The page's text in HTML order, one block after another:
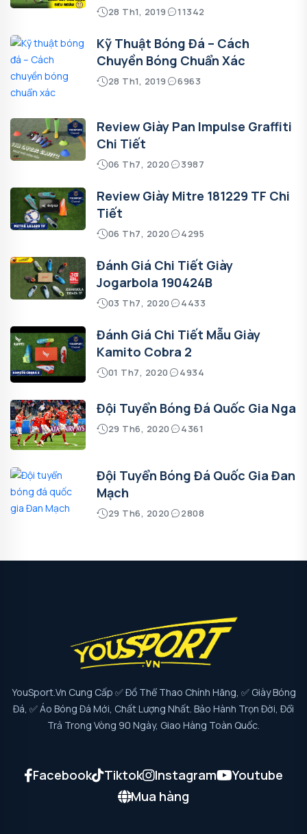
28 Th1, 2019 11342
Kỹ Thuật Bóng Đá – Cách
Chuyền Bóng Chuẩn Xác
28 Th1, 2019 6963
Review Giày Pan Impulse Graffiti
Chi Tiết
06 Th7, 2020 3987
Review Giày Mitre 181229 TF Chi
Tiết
06 Th7, 2020 4295
Đánh Giá Chi Tiết Giày
Jogarbola 190424B
03 Th7, 2020 4433
Đánh Giá Chi Tiết Mẫu Giày
Kamito Cobra 2
01 Th7, 2020 4934
Đội Tuyển Bóng Đá Quốc Gia Nga
29 Th6, 2020 4361
Đội Tuyển Bóng Đá Quốc Gia Đan
Mạch
29 Th6, 2020 2808
YouSport.vn Cung Cấp ✅ Đồ Thể Thao Chính Hãng, ✅ Giày Bóng
Đá, ✅ Áo Bóng Đá Mới, Chất Lượng Nhất. Bảo Hành Trọn Đời, Đổi
Trả Trong Vòng 90 Ngày, Giao Hàng Toàn Quốc.
Facebook Tiktok Instagram
Youtube
Mua hàng